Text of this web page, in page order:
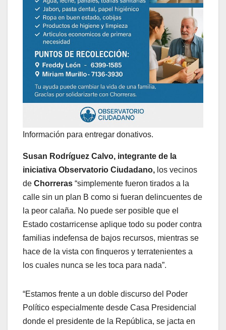
Información para entregar donativos.
Susan Rodríguez Calvo, integrante de la
iniciativa Observatorio Ciudadano, los vecinos
de Chorreras “simplemente fueron tirados a la
calle sin un plan B como si fueran delincuentes de
la peor calaña. No puede ser posible que el
Estado costarricense aplique todo su poder contra
familias indefensa de bajos recursos, mientras se
hace de la vista con finqueros y terratenientes a
los cuales nunca se les toca para nada”.
“Estamos frente a un doble discurso del Poder
Político especialmente desde Casa Presidencial
donde el presidente de la República, se jacta en